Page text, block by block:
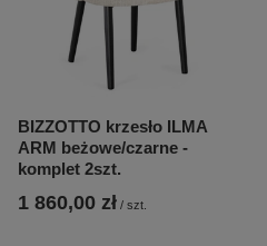
BIZZOTTO krzesło ILMA
ARM beżowe/czarne -
komplet 2szt.
1 860,00 zł / szt.